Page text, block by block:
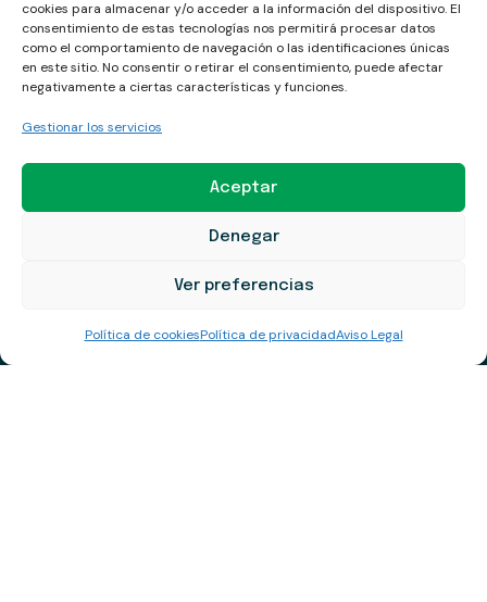
cookies para almacenar y/o acceder a la información del dispositivo. El
consentimiento de estas tecnologías nos permitirá procesar datos
como el comportamiento de navegación o las identificaciones únicas
en este sitio. No consentir o retirar el consentimiento, puede afectar
negativamente a ciertas características y funciones.
Gestionar los servicios
Aceptar
Denegar
Ver preferencias
Política de cookiesPolítica de privacidadAviso Legal
Lista de productos
granel